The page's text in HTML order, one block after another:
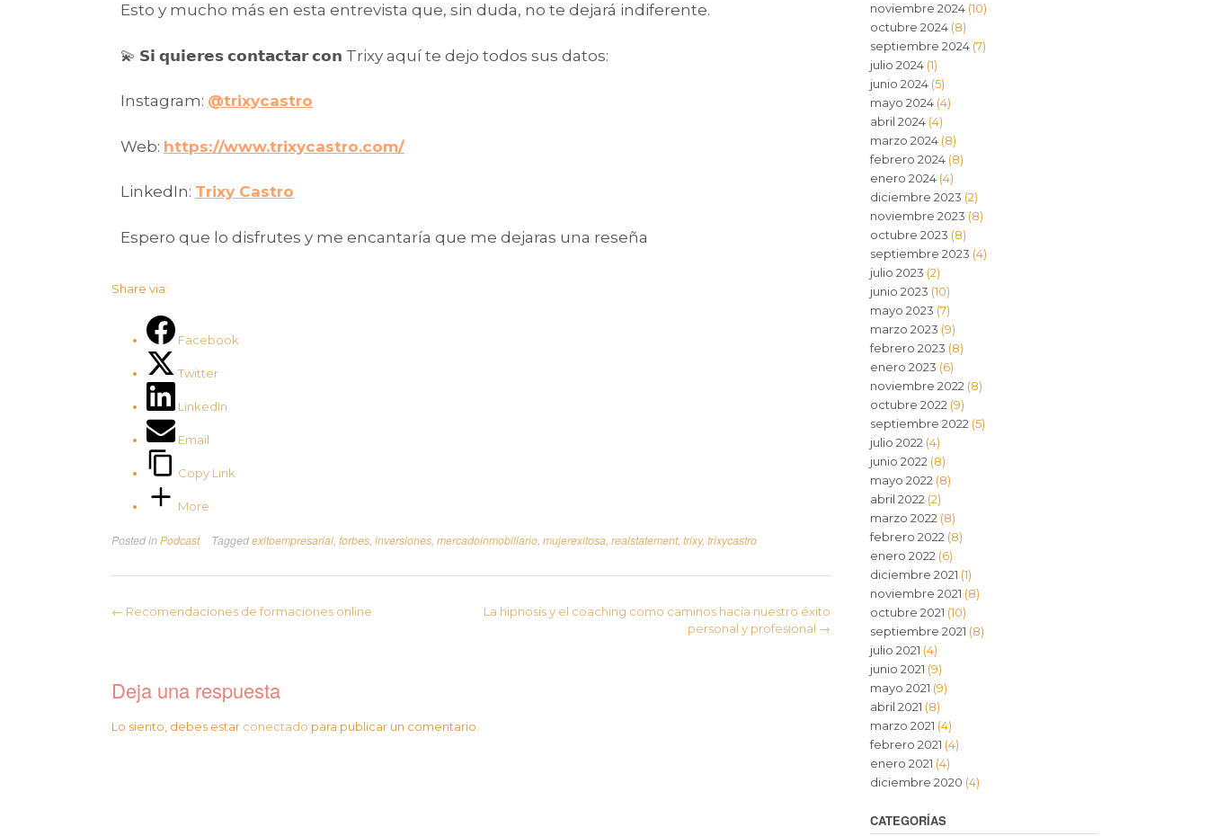
Esto y mucho más en esta entrevista que, sin duda, no te dejará indiferente.
💫 𝗦𝗶 𝗾𝘂𝗶𝗲𝗿𝗲𝘀 𝗰𝗼𝗻𝘁𝗮𝗰𝘁𝗮𝗿 𝗰𝗼𝗻 Trixy aquí te dejo todos sus datos:
Instagram: @trixycastro
Web: https://www.trixycastro.com/
LinkedIn: Trixy Castro
Espero que lo disfrutes y me encantaría que me dejaras una reseña
Share via:
Facebook
Twitter
LinkedIn
Email
Copy Link
More
Posted inPodcast Taggedexitoempresarial, forbes, inversiones, mercadoinmobiliario, mujerexitosa, realstatement, trixy, trixycastro
← Recomendaciones de formaciones online
La hipnosis y el coaching como caminos hacia nuestro éxito
personal y profesional →
Deja una respuesta
Lo siento, debes estar conectado para publicar un comentario.
noviembre 2024(10)
octubre 2024(8)
septiembre 2024(7)
julio 2024(1)
junio 2024(5)
mayo 2024(4)
abril 2024(4)
marzo 2024(8)
febrero 2024(8)
enero 2024(4)
diciembre 2023 (2)
noviembre 2023 (8)
octubre 2023 (8)
septiembre 2023 (4)
julio 2023 (2)
junio 2023 (10)
mayo 2023 (7)
marzo 2023 (9)
febrero 2023 (8)
enero 2023 (6)
noviembre 2022 (8)
octubre 2022 (9)
septiembre 2022 (5)
julio 2022 (4)
junio 2022 (8)
mayo 2022 (8)
abril 2022 (2)
marzo 2022 (8)
febrero 2022 (8)
enero 2022 (6)
diciembre 2021 (1)
noviembre 2021 (8)
octubre 2021 (10)
septiembre 2021 (8)
julio 2021 (4)
junio 2021 (9)
mayo 2021 (9)
abril 2021 (8)
marzo 2021 (4)
febrero 2021 (4)
enero 2021 (4)
diciembre 2020 (4)
CATEGORÍAS